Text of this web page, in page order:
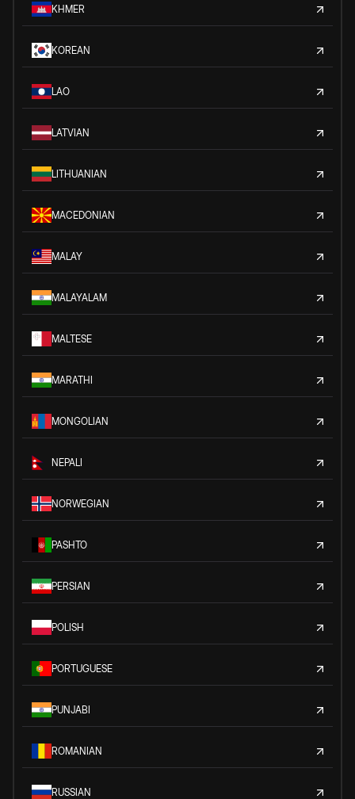
KHMER
KOREAN
LAO
LATVIAN
LITHUANIAN
MACEDONIAN
MALAY
MALAYALAM
MALTESE
MARATHI
MONGOLIAN
NEPALI
NORWEGIAN
PASHTO
PERSIAN
POLISH
PORTUGUESE
PUNJABI
ROMANIAN
RUSSIAN